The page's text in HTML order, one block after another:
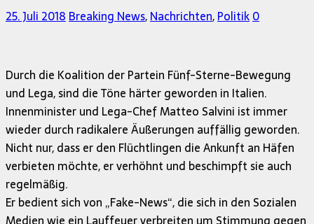
25. Juli 2018Breaking News,Nachrichten,Politik0
Durch die Koalition der Partein Fünf-Sterne-Bewegung
und Lega, sind die Töne härter geworden in Italien.
Innenminister und Lega-Chef Matteo Salvini ist immer
wieder durch radikalere Äußerungen auffällig geworden.
Nicht nur, dass er den Flüchtlingen die Ankunft an Häfen
verbieten möchte, er verhöhnt und beschimpft sie auch
regelmäßig.
Er bedient sich von „Fake-News“, die sich in den Sozialen